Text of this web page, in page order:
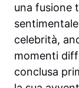
una fusione
celebrità,
momenti
conclusa